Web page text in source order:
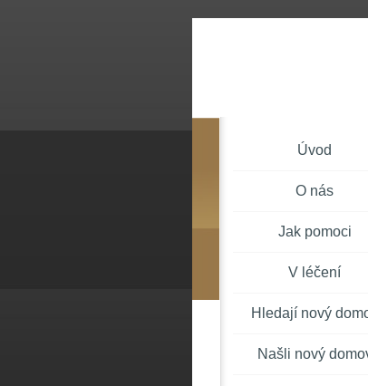
Úvod
O nás
Jak pomoci
V léčení
Hledají nový
Našli nový